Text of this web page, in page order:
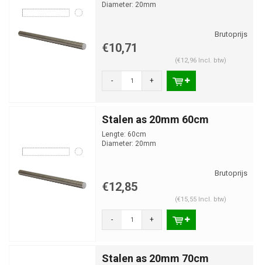
Diameter: 20mm
€10,71
(€12,96 Incl. btw)
- +
Stalen as 20mm 60cm
Lengte: 60cm
Diameter: 20mm
€12,85
(€15,55 Incl. btw)
- +
Stalen as 20mm 70cm